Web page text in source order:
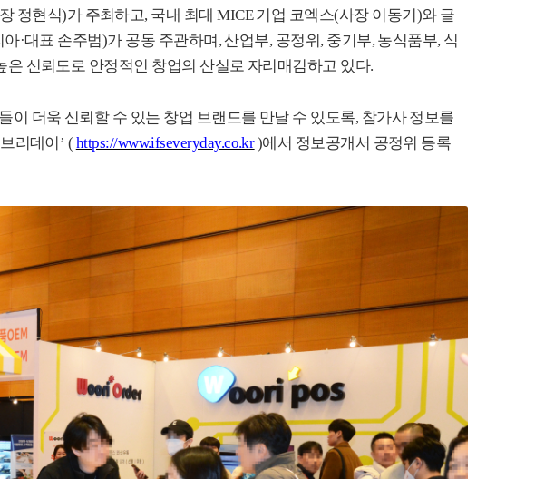
정현식)가 주최하고, 국내 최대MICE기업 코엑스(사장 이동기 )와 글
아·대표 손주범)가 공동 주관하며 ,산업부, 공정위 , 중기부,농식품부, 식
신뢰도로 안정적인 창업의 산실로 자리매김하고 있다.
이 더욱 신뢰할 수 있는 창업 브랜드를 만날 수 있도록, 참가사 정보를
리데이 ’ ( https://www.ifseveryday.co.kr)에서 정보공개서 공정위 등록